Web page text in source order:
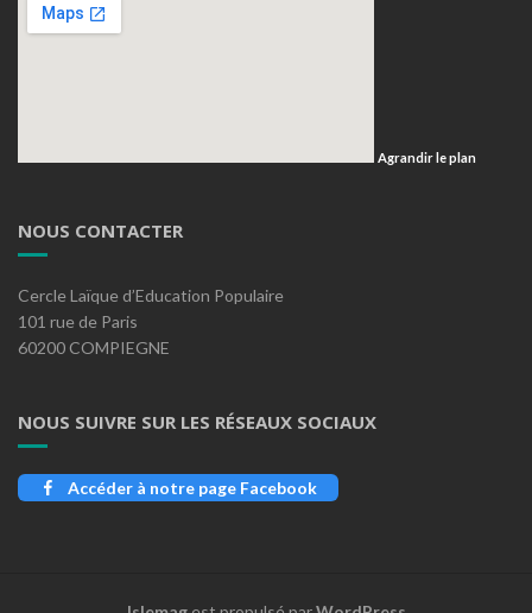
Agrandir le plan
NOUS CONTACTER
Cercle Laïque d’Education Populaire
101 rue de Paris
60200 COMPIEGNE
NOUS SUIVRE SUR LES RÉSEAUX SOCIAUX
Accéder à notre page Facebook